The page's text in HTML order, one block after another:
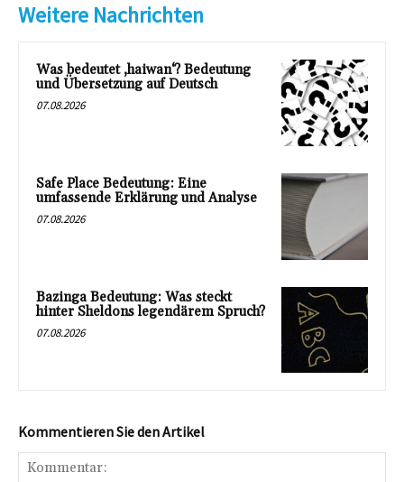
Weitere Nachrichten
Was bedeutet ‚haiwan‘? Bedeutung
und Übersetzung auf Deutsch
07.08.2026
Safe Place Bedeutung: Eine
umfassende Erklärung und Analyse
07.08.2026
Bazinga Bedeutung: Was steckt
hinter Sheldons legendärem Spruch?
07.08.2026
Kommentieren Sie den Artikel